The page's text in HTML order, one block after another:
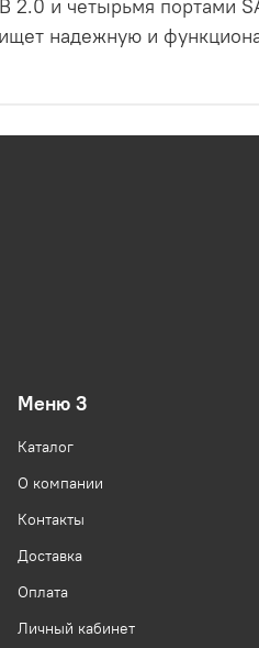
2.0 и четырьмя портами
надежную и
Меню 3
Каталог
О компании
Контакты
Доставка
Оплата
Личный кабинет